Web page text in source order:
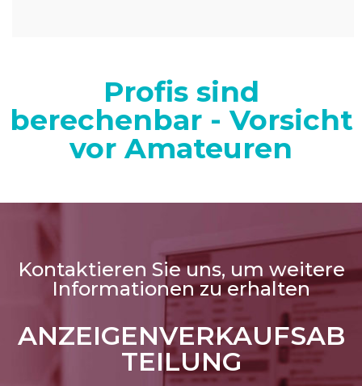
Profis sind
berechenbar - Vorsicht
vor Amateuren
Kontaktieren Sie uns, um weitere
Informationen zu erhalten
ANZEIGENVERKAUFSAB
TEILUNG